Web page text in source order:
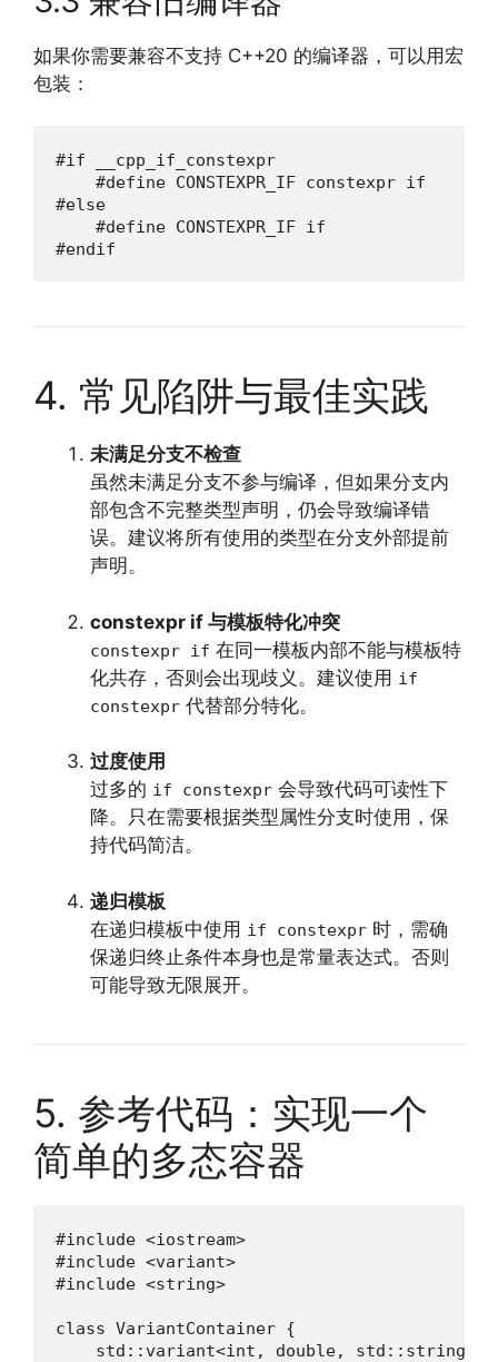
如果你需要兼容不支持 C++20 的编译器，可以用宏
包装：
#if __cpp_if_constexpr
    #define CONSTEXPR_IF constexpr if
#else
    #define CONSTEXPR_IF if
#endif
4. 常见陷阱与最佳实践
未满足分支不检查
虽然未满足分支不参与编译，但如果分支内
部包含不完整类型声明，仍会导致编译错
误。建议将所有使用的类型在分支外部提前
声明。
constexpr if 与模板特化冲突
constexpr if 在同一模板内部不能与模板特
化共存，否则会出现歧义。建议使用 if
constexpr 代替部分特化。
过度使用
过多的 if constexpr 会导致代码可读性下
降。只在需要根据类型属性分支时使用，保
持代码简洁。
递归模板
在递归模板中使用 if constexpr 时，需确
保递归终止条件本身也是常量表达式。否则
可能导致无限展开。
5. 参考代码：实现一个
简单的多态容器
#include <iostream>
#include <variant>
#include <string>
class VariantContainer {
std::variant<int, double, std::string>